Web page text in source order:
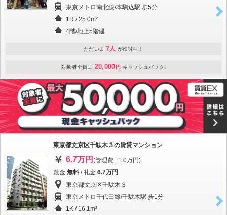
東京メトロ南北線/本駒込駅 歩5分
1R / 25.0m²
4階/地上5階建
ただいま 7人 が検討中！
対象者全員に 20,000 円 キャッシュバック!
東京都文京区千駄木３の賃貸マンション
6.7万円 (管理費 : 1.0万円)
敷金 無料 / 礼金 6.7万円
東京都文京区千駄木３
東京メトロ千代田線/千駄木駅 歩1分
1K / 16.1m²